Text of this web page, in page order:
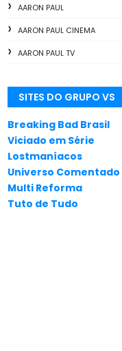
AARON PAUL
AARON PAUL CINEMA
AARON PAUL TV
ANIMAÇÃO
ANNA GUNN
APLICATIVOS
ARTES
AUDIÊNCIA
SITES DO GRUPO VS
Breaking Bad Brasil
Viciado em Série
Lostmaníacos
Universo Comentado
Multi Reforma
Tuto de Tudo